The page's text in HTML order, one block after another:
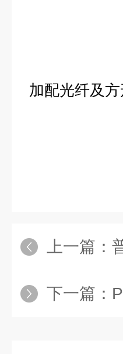
加配光纤及
上一篇：
下一篇：